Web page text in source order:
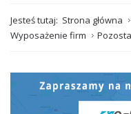
Jesteś tutaj: Strona główna
Wyposażenie firm